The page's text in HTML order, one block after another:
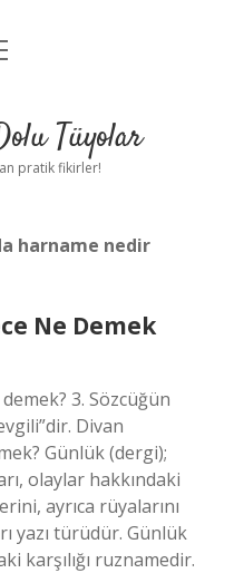
Tüyolar
pratik fikirler!
harname nedir
Ne Demek
3. Sözcüğün
Divan
Günlük (dergi);
olaylar hakkındaki
ayrıca rüyalarını
yazı türüdür. Günlük
karşılığı ruznamedir.